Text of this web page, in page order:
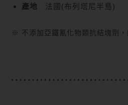
產地 法國(布列塔尼半島)
※ 不添加亞鐵氰化物類抗結塊劑，